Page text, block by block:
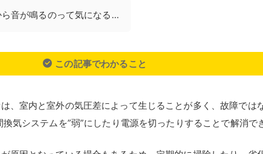
音が鳴るのって気になる…
この記事でわかること
、室内と室外の気圧差によって生じることが多く、故障では
気システムを”弱”にしたり電源を切ったりすることで解消で